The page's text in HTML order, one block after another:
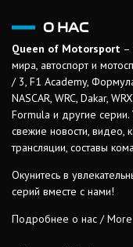
О НАС
Queen of Motorsport –
мира, автоспорт и
/ 3, F1 Academy,
NASCAR, WRC, Dakar,
Formula и другие
свежие новости, видео,
трансляции, составы
Окунитесь в
серий вместе с нами!
Подробнее о нас /